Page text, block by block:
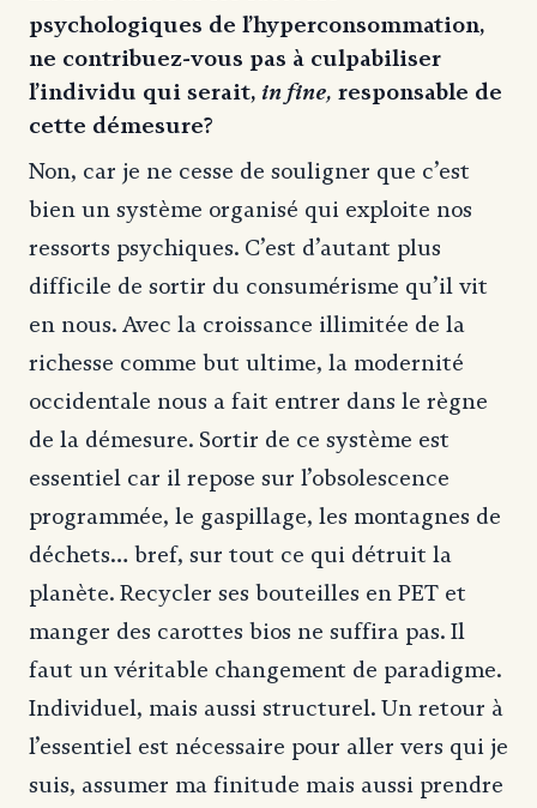
psychologiques de l’hyperconsommation,
ne contribuez-vous pas à culpabiliser
l’individu qui serait, in fine, responsable de
cette démesure?
Non, car je ne cesse de souligner que c’est
bien un système organisé qui exploite nos
ressorts psychiques. C’est d’autant plus
difficile de sortir du consumérisme qu’il vit
en nous. Avec la croissance illimitée de la
richesse comme but ultime, la modernité
occidentale nous a fait entrer dans le règne
de la démesure. Sortir de ce système est
essentiel car il repose sur l’obsolescence
programmée, le gaspillage, les montagnes de
déchets… bref, sur tout ce qui détruit la
planète. Recycler ses bouteilles en PET et
manger des carottes bios ne suffira pas. Il
faut un véritable changement de paradigme.
Individuel, mais aussi structurel. Un retour à
l’essentiel est nécessaire pour aller vers qui je
suis, assumer ma finitude mais aussi prendre